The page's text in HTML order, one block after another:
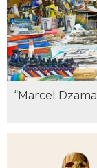
“Marcel